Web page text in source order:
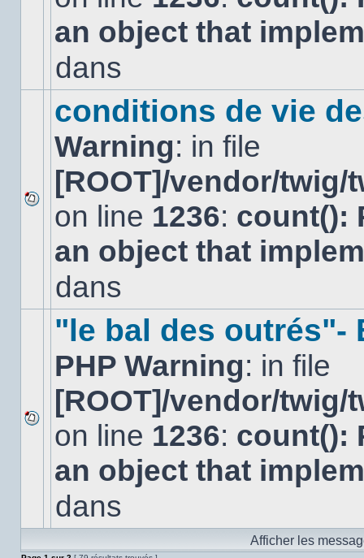
nouveau
message
non-
dans
an object that
dans
Aucun
nouveau
message
non-
dans
conditions de vie
Warning: in file
[ROOT]/vendor/
on line 1236: count():
an object that
dans
Aucun
nouveau
message
non-
dans
"le bal des outrés"-
PHP Warning: in file
[ROOT]/vendor/
on line 1236: count():
an object that
dans
Afficher les